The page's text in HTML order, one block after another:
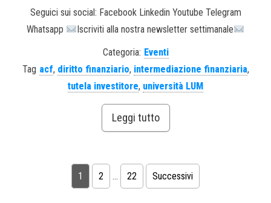
Seguici sui social: Facebook Linkedin Youtube Telegram
Whatsapp
Iscriviti alla nostra newsletter settimanale
Categoria: Eventi
Tag acf, diritto finanziario, intermediazione finanziaria,
tutela investitore, università LUM
Leggi tutto
1 2 … 22 Successivi